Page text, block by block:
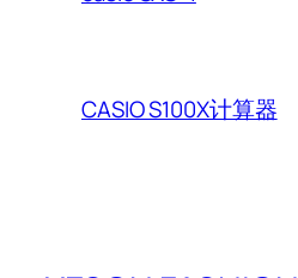
CASIO S100X计算器